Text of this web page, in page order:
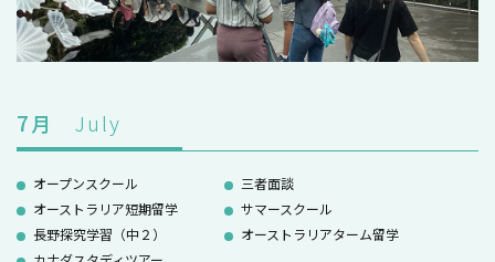
7月 July
オープンスクール
三者面談
オーストラリア短期留学
サマースクール
長野探究学習（中２）
オーストラリアターム留学